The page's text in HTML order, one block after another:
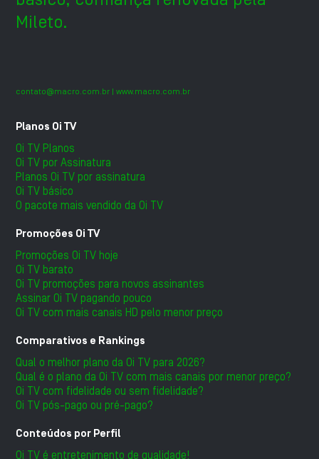
Mileto.
contato@macro.com.br | www.macro.com.br
Planos Oi TV
Oi TV Planos
Oi TV por Assinatura
Planos Oi TV por assinatura
Oi TV básico
O pacote mais vendido da Oi TV
Promoções Oi TV
Promoções Oi TV hoje
Oi TV barato
Oi TV promoções para novos assinantes
Assinar Oi TV pagando pouco
Oi TV com mais canais HD pelo menor preço
Comparativos e Rankings
Qual o melhor plano da Oi TV para 2026?
Qual é o plano da Oi TV com mais canais por menor preço?
Oi TV com fidelidade ou sem fidelidade?
Oi TV pós-pago ou pré-pago?
Conteúdos por Perfil
Oi TV é entretenimento de qualidade!